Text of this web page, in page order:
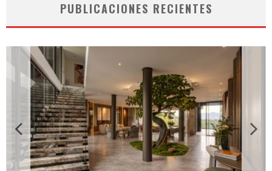
PUBLICACIONES RECIENTES